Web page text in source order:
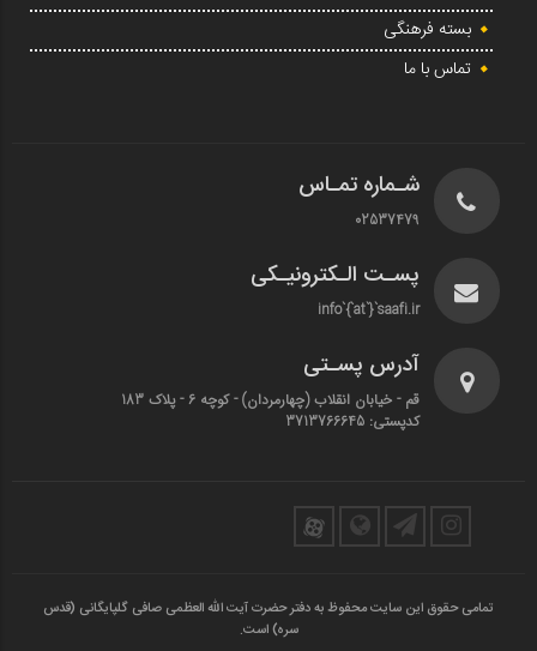
بسته فرهنگی
تماس با ما
شـماره تمـاس
02537479
پسـت الـکترونیـکی
info`{`at`}`saafi.ir
آدرس پسـتی
قم - خیابان انقلاب (چهارمردان)‌ - کوچه 6 - پلاک 183
کدپستی: 3713766645
تمامی حقوق این سایت محفوظ به دفتر حضرت آیت الله العظمی صافی گلپایگانی (قدس
سره) است.